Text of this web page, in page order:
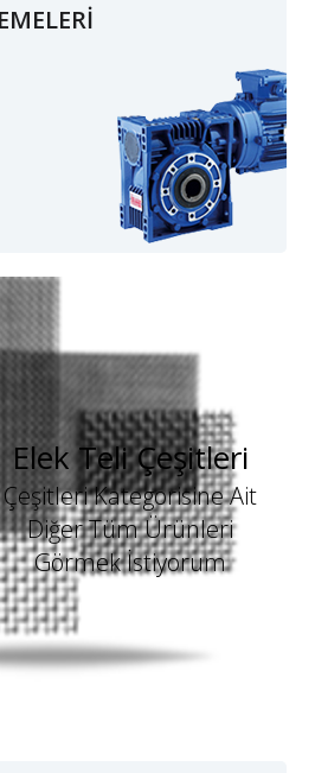
Elek Teli Çeşitleri
Çeşitleri Kategorisine Ait
Diğer Tüm Ürünleri
Görmek İstiyorum